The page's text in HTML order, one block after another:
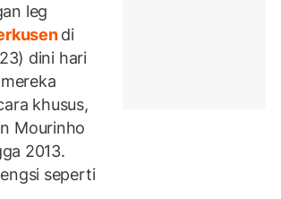
leg
di
dini hari
khusus,
Mourinho
2013.
seperti